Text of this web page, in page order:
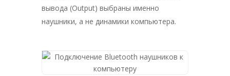
вывода (Output) выбраны именно
наушники, а не динамики компьютера.